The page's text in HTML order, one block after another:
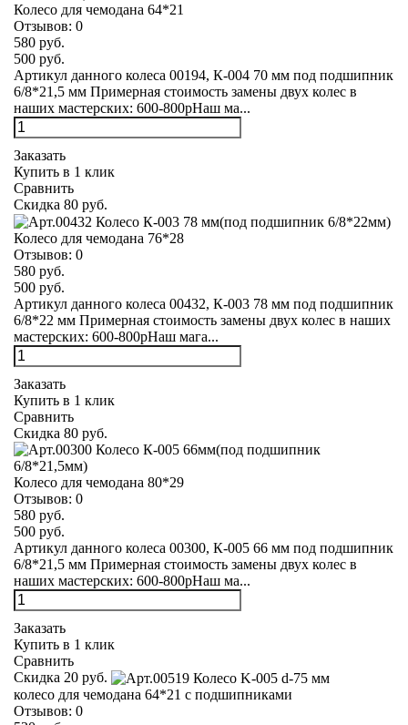
Колесо для чемодана 64*21
Отзывов: 0
580 руб.
500 руб.
Артикул данного колеса 00194, К-004 70 мм под подшипник
6/8*21,5 мм Примерная стоимость замены двух колес в
наших мастерских: 600-800рНаш ма...
Заказать
Купить в 1 клик
Сравнить
Скидка 80 руб.
Колесо для чемодана 76*28
Отзывов: 0
580 руб.
500 руб.
Артикул данного колеса 00432, К-003 78 мм под подшипник
6/8*22 мм Примерная стоимость замены двух колес в наших
мастерских: 600-800рНаш мага...
Заказать
Купить в 1 клик
Сравнить
Скидка 80 руб.
Колесо для чемодана 80*29
Отзывов: 0
580 руб.
500 руб.
Артикул данного колеса 00300, К-005 66 мм под подшипник
6/8*21,5 мм Примерная стоимость замены двух колес в
наших мастерских: 600-800рНаш ма...
Заказать
Купить в 1 клик
Сравнить
Скидка 20 руб.
колесо для чемодана 64*21 с подшипниками
Отзывов: 0